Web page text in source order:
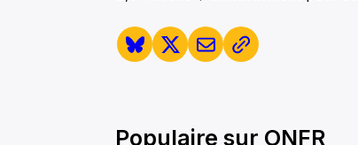
Populaire sur ONFR